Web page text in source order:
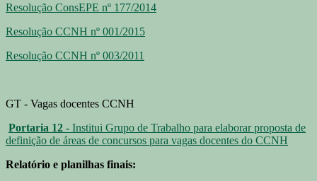
Resolução ConsEPE nº 177/2014
Resolução CCNH nº 001/2015
Resolução CCNH nº 003/2011
GT - Vagas docentes CCNH
Portaria 12 - Institui Grupo de Trabalho para elaborar proposta de
definição de áreas de concursos para vagas docentes do CCNH
Relatório e planilhas finais: